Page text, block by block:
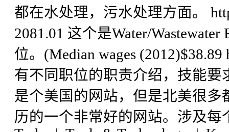
都在水处理，污水处理方面。
2081.01 这个是Water/
位。(Median wages
有不同职位的职责介绍，技能
是个美国的网站，但是北美很
历的一个非常好的网站。涉及